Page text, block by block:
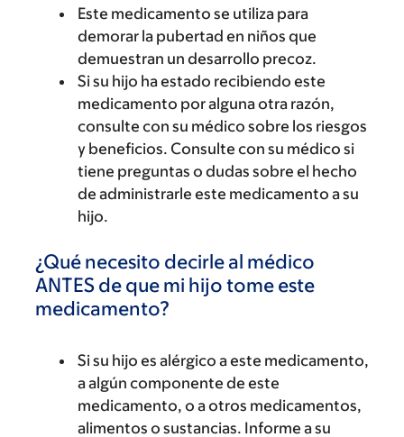
Este medicamento se utiliza para
demorar la pubertad en niños que
demuestran un desarrollo precoz.
Si su hijo ha estado recibiendo este
medicamento por alguna otra razón,
consulte con su médico sobre los riesgos
y beneficios. Consulte con su médico si
tiene preguntas o dudas sobre el hecho
de administrarle este medicamento a su
hijo.
¿Qué necesito decirle al médico
ANTES de que mi hijo tome este
medicamento?
Si su hijo es alérgico a este medicamento,
a algún componente de este
medicamento, o a otros medicamentos,
alimentos o sustancias. Informe a su